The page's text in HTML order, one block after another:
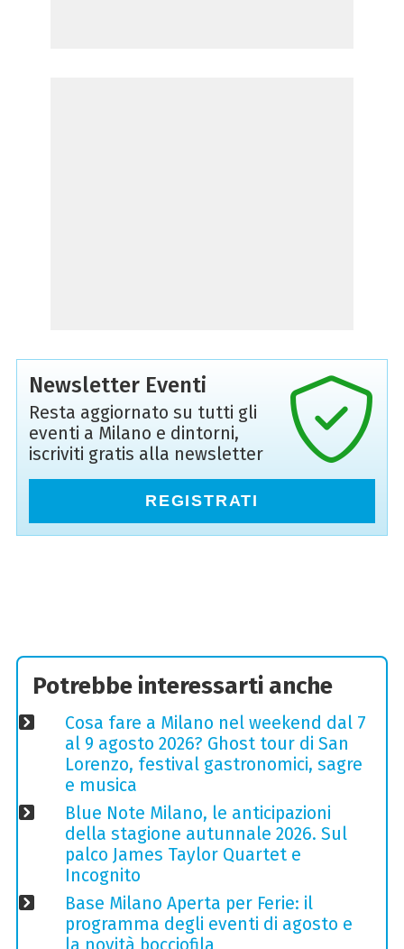
Newsletter Eventi
Resta aggiornato su tutti gli
eventi a Milano e dintorni,
iscriviti gratis alla newsletter
REGISTRATI
Potrebbe interessarti anche
Cosa fare a Milano nel weekend dal 7
al 9 agosto 2026? Ghost tour di San
Lorenzo, festival gastronomici, sagre
e musica
Blue Note Milano, le anticipazioni
della stagione autunnale 2026. Sul
palco James Taylor Quartet e
Incognito
Base Milano Aperta per Ferie: il
programma degli eventi di agosto e